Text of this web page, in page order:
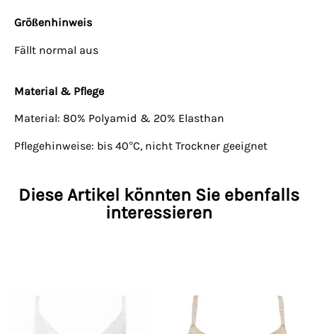
Größenhinweis
Fällt normal aus
Material & Pflege
Material: 80% Polyamid & 20% Elasthan
Pflegehinweise: bis 40°C, nicht Trockner geeignet
Diese Artikel könnten Sie ebenfalls
interessieren